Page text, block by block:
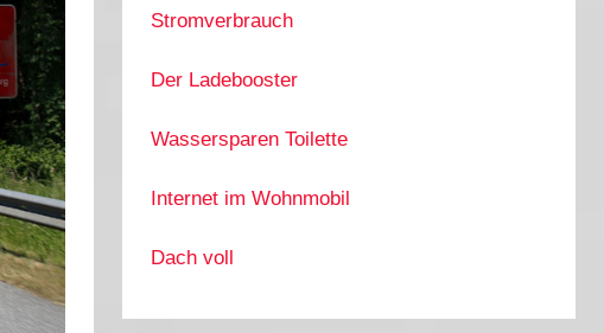
Stromverbrauch
Der Ladebooster
Wassersparen Toilette
Internet im Wohnmobil
Dach voll